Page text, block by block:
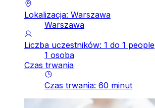
Lokalizacja: Warszawa
Warszawa
Liczba uczestników: 1 do 1 people
1 osoba
Czas trwania
Czas trwania: 60 minut